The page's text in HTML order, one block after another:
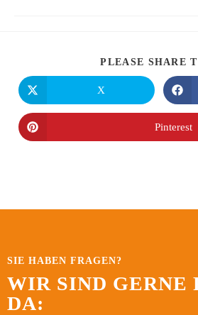
PLEASE SHARE
X
Pinterest
SIE HABEN FRAGEN?
WIR SIND GERNE
DA: